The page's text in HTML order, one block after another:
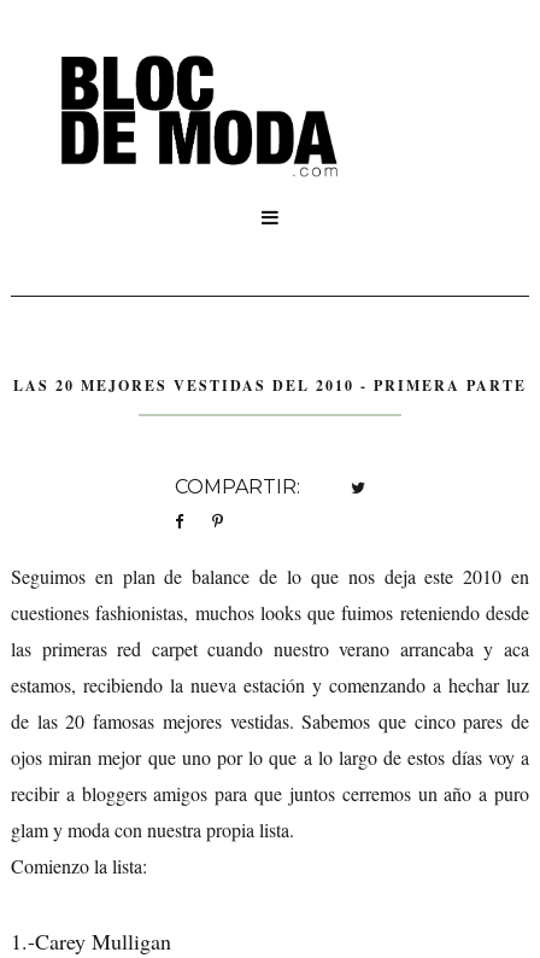

LAS 20 MEJORES VESTIDAS DEL 2010 - PRIMERA PARTE
COMPARTIR:
Seguimos en plan de balance de lo que nos deja este 2010 en
cuestiones fashionistas, muchos looks que fuimos reteniendo desde
las primeras red carpet cuando nuestro verano arrancaba y aca
estamos, recibiendo la nueva estación y comenzando a hechar luz
de las 20 famosas mejores vestidas. Sabemos que cinco pares de
ojos miran mejor que uno por lo que a lo largo de estos días voy a
recibir a bloggers amigos para que juntos cerremos un año a puro
glam y moda con nuestra propia lista.
Comienzo la lista:
1.-Carey Mulligan